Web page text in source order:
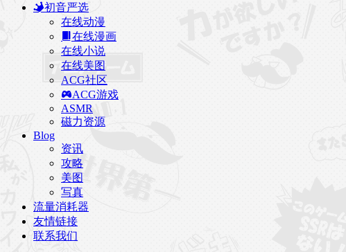
初音严选
在线动漫
在线漫画
在线小说
在线美图
ACG社区
ACG游戏
ASMR
磁力资源
Blog
资讯
攻略
美图
写真
流量消耗器
友情链接
联系我们